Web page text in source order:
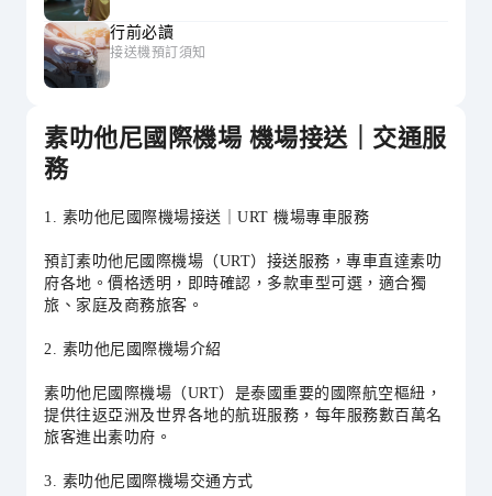
行前必讀
接送機預訂須知
素叻他尼國際機場 機場接送｜交通服
務
1. 素叻他尼國際機場接送｜URT 機場專車服務
預訂素叻他尼國際機場（URT）接送服務，專車直達素叻
府各地。價格透明，即時確認，多款車型可選，適合獨
旅、家庭及商務旅客。
2. 素叻他尼國際機場介紹
素叻他尼國際機場（URT）是泰國重要的國際航空樞紐，
提供往返亞洲及世界各地的航班服務，每年服務數百萬名
旅客進出素叻府。
3. 素叻他尼國際機場交通方式